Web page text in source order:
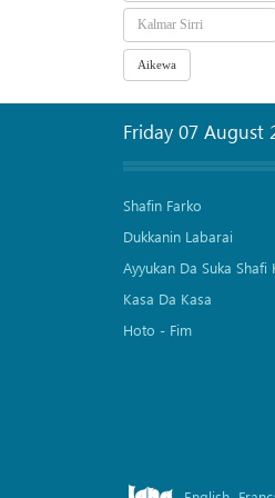
Friday 07 August
Shafin Farko
Dukkanin Labarai
Ayyukan Da Suka Shafi
Kasa Da Kasa
Hoto - Fim